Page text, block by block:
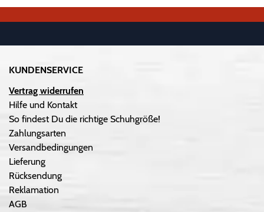
KUNDENSERVICE
Vertrag widerrufen
Hilfe und Kontakt
So findest Du die richtige Schuhgröße!
Zahlungsarten
Versandbedingungen
Lieferung
Rücksendung
Reklamation
AGB